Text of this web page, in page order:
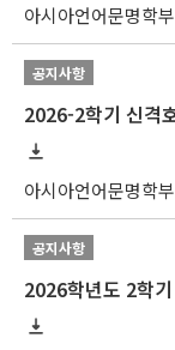
아시아언어문명학부
공지사항
아시아언어문명학부
공지사항